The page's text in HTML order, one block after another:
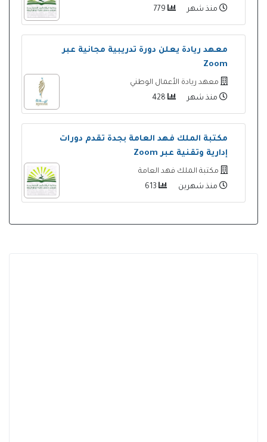
منذ شهر
معهد ريادة يعلن دورة تدريبية مجانية عبر
Zoom
معهد ريادة الأعمال الوطني
منذ شهر
مكتبة الملك فهد العامة بجدة تقدم دورات
إدارية وتقنية عبر Zoom
مكتبة الملك فهد العامة
منذ شهرين